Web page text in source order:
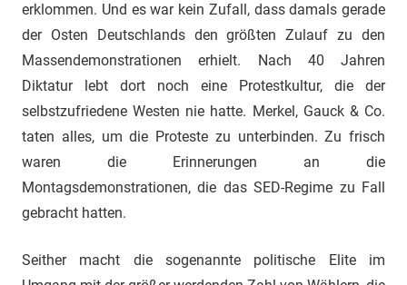
erklommen. Und es war kein Zufall, dass damals gerade
der Osten Deutschlands den größten Zulauf zu den
Massendemonstrationen erhielt. Nach 40 Jahren
Diktatur lebt dort noch eine Protestkultur, die der
selbstzufriedene Westen nie hatte. Merkel, Gauck & Co.
taten alles, um die Proteste zu unterbinden. Zu frisch
waren die Erinnerungen an die
Montagsdemonstrationen, die das SED-Regime zu Fall
gebracht hatten.
Seither macht die sogenannte politische Elite im